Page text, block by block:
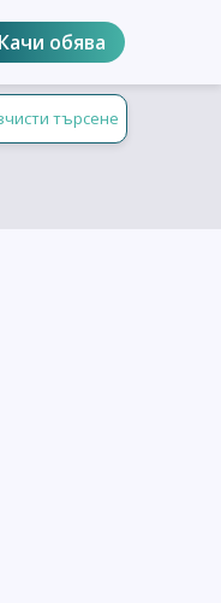
Качи обява
търсене